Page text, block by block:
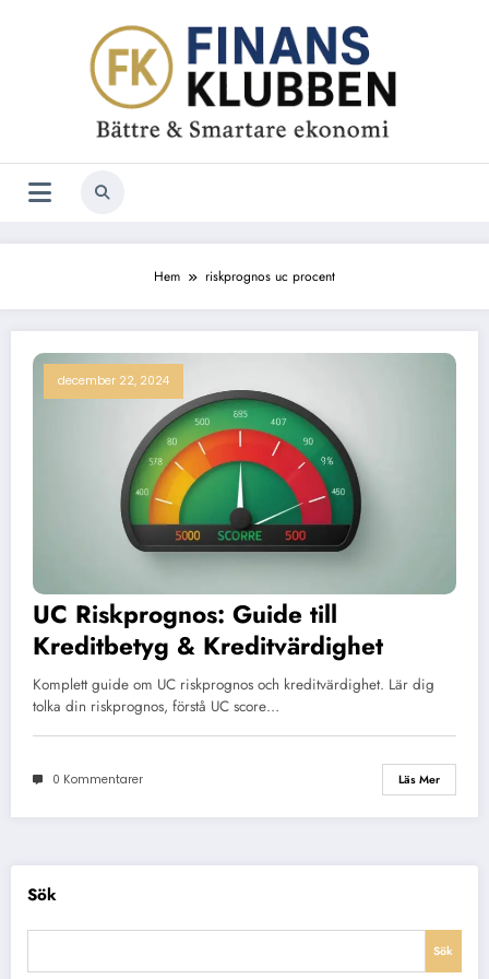
Hem riskprognos uc procent
december 22, 2024
UC Riskprognos: Guide till
Kreditbetyg & Kreditvärdighet
Komplett guide om UC riskprognos och kreditvärdighet. Lär dig
tolka din riskprognos, förstå UC score…
0 Kommentarer Läs Mer
Sök
Sök